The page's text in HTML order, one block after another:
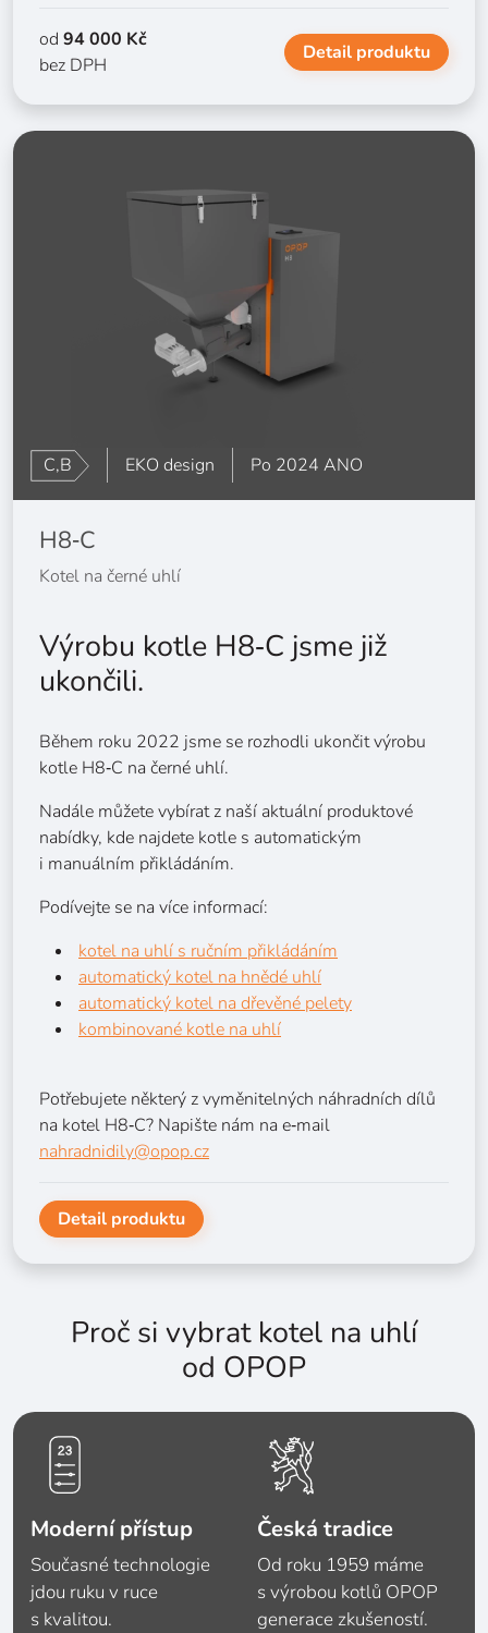
od 94 000 Kč
bez DPH
Detail produktu
C,B EKO design Po 2024 ANO
H8‑C
Kotel na černé uhlí
Výrobu kotle H8‑C jsme již
ukončili.
Během roku 2022 jsme se rozhodli ukončit výrobu
kotle H8‑C na černé uhlí.
Nadále můžete vybírat z naší aktuální produktové
nabídky, kde najdete kotle s automatickým
i manuálním přikládáním.
Podívejte se na více informací:
kotel na uhlí s ručním přikládáním
automatický kotel na hnědé uhlí
automatický kotel na dřevěné pelety
kombinované kotle na uhlí
Potřebujete některý z vyměnitelných náhradních dílů
na kotel H8‑C? Napište nám na e‑mail
nahradnidily@opop.cz
Detail produktu
Proč si vybrat kotel na uhlí
od OPOP
Moderní přístup
Současné technologie
jdou ruku v ruce
s kvalitou.
Česká tradice
Od roku 1959 máme
s výrobou kotlů OPOP
generace zkušeností.